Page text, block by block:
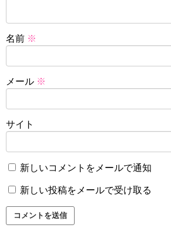
名前 ※
メール ※
サイト
新しいコメントをメールで通知
新しい投稿をメールで受け取る